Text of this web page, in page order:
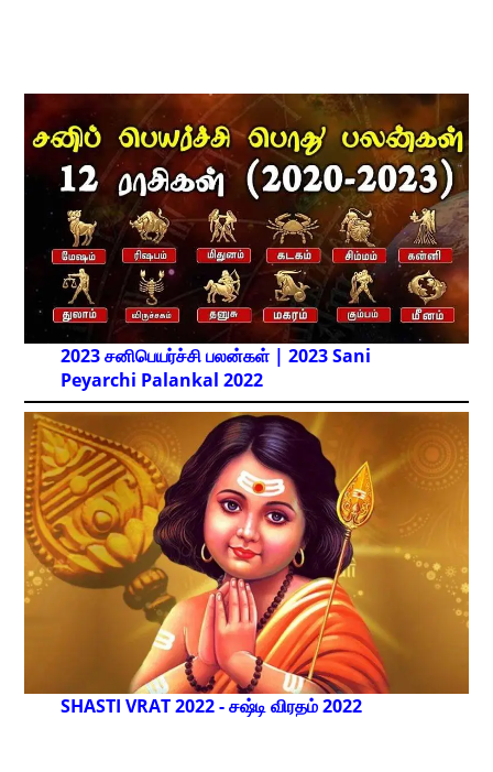
2023 சனிபெயர்ச்சி பலன்கள் | 2023 Sani
Peyarchi Palankal 2022
SHASTI VRAT 2022 - சஷ்டி விரதம் 2022